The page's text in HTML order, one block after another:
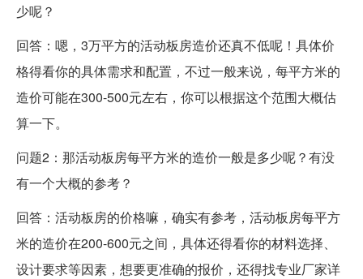
少呢？
回答：嗯，3万平方的活动板房造价还真不低呢！具体价
格得看你的具体需求和配置，不过一般来说，每平方米的
造价可能在300-500元左右，你可以根据这个范围大概估
算一下。
问题2：那活动板房每平方米的造价一般是多少呢？有没
有一个大概的参考？
回答：活动板房的价格嘛，确实有参考，活动板房每平方
米的造价在200-600元之间，具体还得看你的材料选择、
设计要求等因素，想要更准确的报价，还得找专业厂家详